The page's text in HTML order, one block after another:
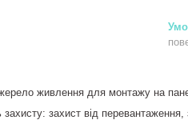
живлення для монтажу на
захисту: захист від